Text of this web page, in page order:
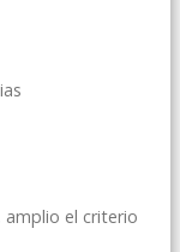
amplio el criterio